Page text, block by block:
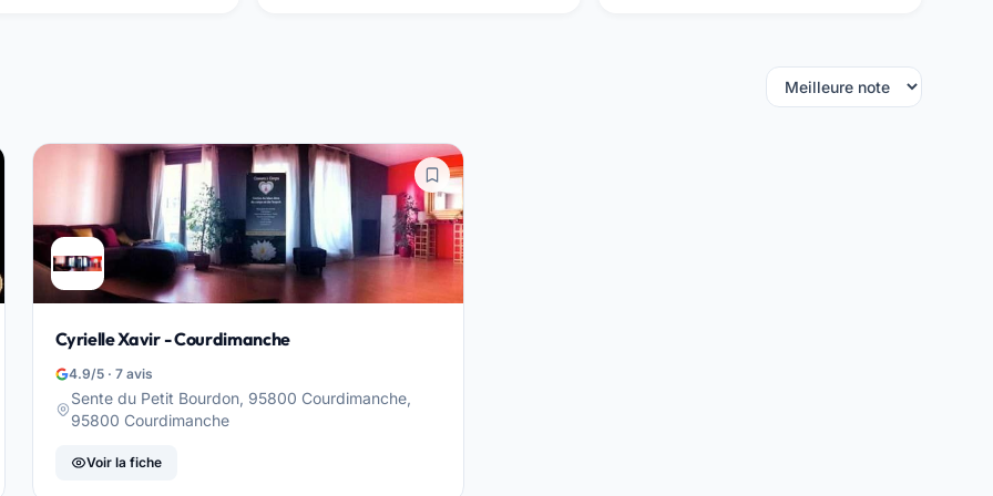
Cyrielle Xavir - Courdimanche
4.9/5 · 7 avis
Sente du Petit Bourdon, 95800 Courdimanche,
95800 Courdimanche
Voir la fiche